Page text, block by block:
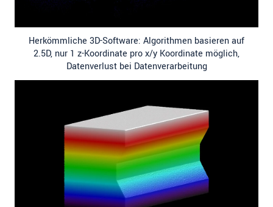
Herkömmliche 3D-Software: Algorithmen basieren auf
2.5D, nur 1 z-Koordinate pro x/y Koordinate möglich,
Datenverlust bei Datenverarbeitung